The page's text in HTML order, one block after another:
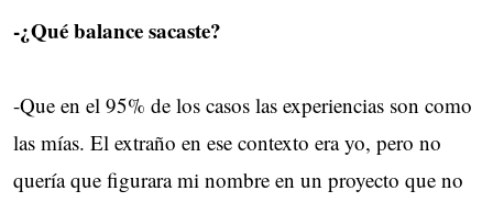
-¿Qué balance sacaste?
-Que en el 95% de los casos las experiencias son como
las mías. El extraño en ese contexto era yo, pero no
quería que figurara mi nombre en un proyecto que no